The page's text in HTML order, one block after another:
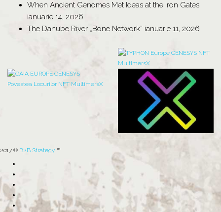
When Ancient Genomes Met Ideas at the Iron Gates
ianuarie 14, 2026
The Danube River „Bone Network” ianuarie 11, 2026
2017 © B2B Strategy ™